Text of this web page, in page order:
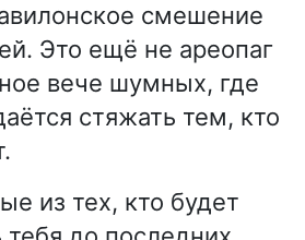
смешение
Это ещё не ареопаг
вече шумных, где
стяжать тем, кто
из тех, кто будет